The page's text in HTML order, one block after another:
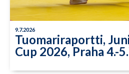
9.7.2026
Tuomariraportti,
Cup 2026, Praha 4.-